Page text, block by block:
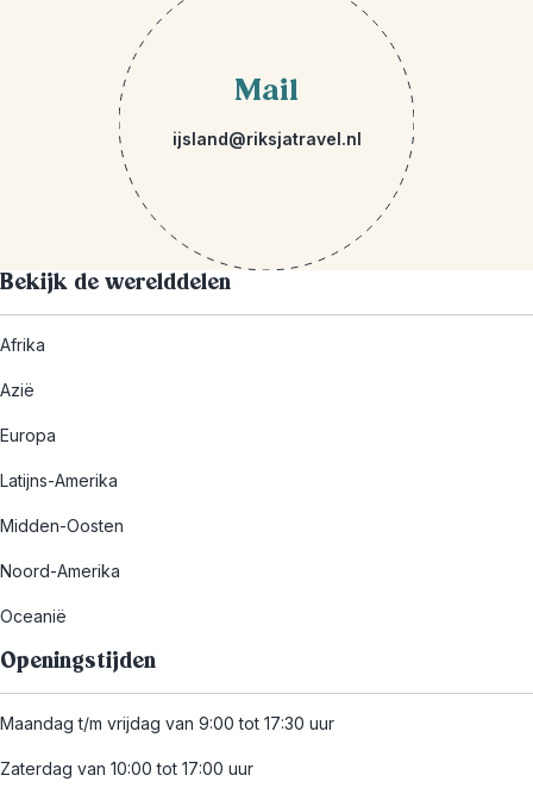
Mail
ijsland@riksjatravel.nl
Bekijk de werelddelen
Afrika
Azië
Europa
Latijns-Amerika
Midden-Oosten
Noord-Amerika
Oceanië
Openingstijden
Maandag t/m vrijdag van 9:00 tot 17:30 uur
Zaterdag van 10:00 tot 17:00 uur